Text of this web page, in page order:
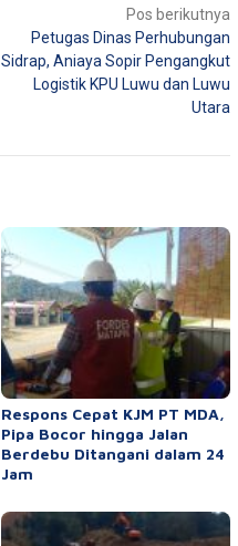
Pos berikutnya
Petugas Dinas Perhubungan
Sidrap, Aniaya Sopir Pengangkut
Logistik KPU Luwu dan Luwu
Utara
Respons Cepat KJM PT MDA,
Pipa Bocor hingga Jalan
Berdebu Ditangani dalam 24
Jam